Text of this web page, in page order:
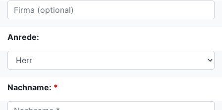
Anrede:
Nachname: *